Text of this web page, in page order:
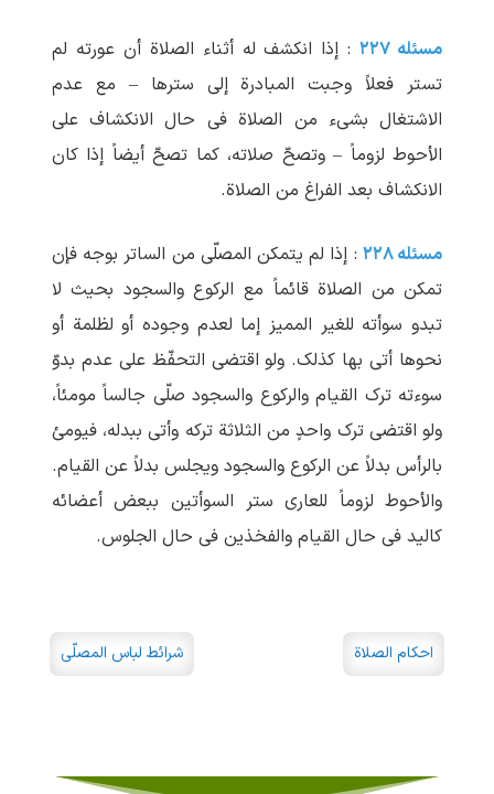
مسئله ۲۲۷
: إذا انکشف له أثناء الصلاة أن عورته لم
تستر فعلاً وجبت المبادرة إلی سترها – مع عدم
الاشتغال بشیء من الصلاة فی حال الانکشاف علی
الأحوط لزوماً – وتصحّ صلاته، کما تصحّ أیضاً إذا کان
الانکشاف بعد الفراغ من الصلاة.
مسئله ۲۲۸
: إذا لم یتمکن المصلّی من الساتر بوجه فإن
تمکن من الصلاة قائماً مع الرکوع والسجود بحیث لا
تبدو سوأته للغیر الممیز إما لعدم وجوده أو لظلمة أو
نحوها أتی بها کذلک. ولو اقتضی التحفّظ علی عدم بدوّ
سوءته ترک القیام والرکوع والسجود صلّی جالساً مومئاً،
ولو اقتضی ترک واحدٍ من الثلاثة ترکه وأتی ببدله، فیومئ
بالرأس بدلاً عن الرکوع والسجود ویجلس بدلاً عن القیام.
والأحوط لزوماً للعاری ستر السوأتین ببعض أعضائه
کالید فی حال القیام والفخذین فی حال الجلوس.
احکام الصلاة شرائط لباس المصلّی